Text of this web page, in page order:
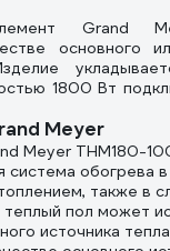
Grand
основного
1800 Вт
Meyer
Meyer THM180-
система обогрева
также в
пол может
источника